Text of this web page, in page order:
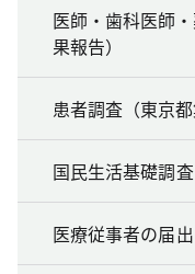
医師・歯科医師
果報告）
患者調査（東京都
国民生活基礎調
医療従事者の届出